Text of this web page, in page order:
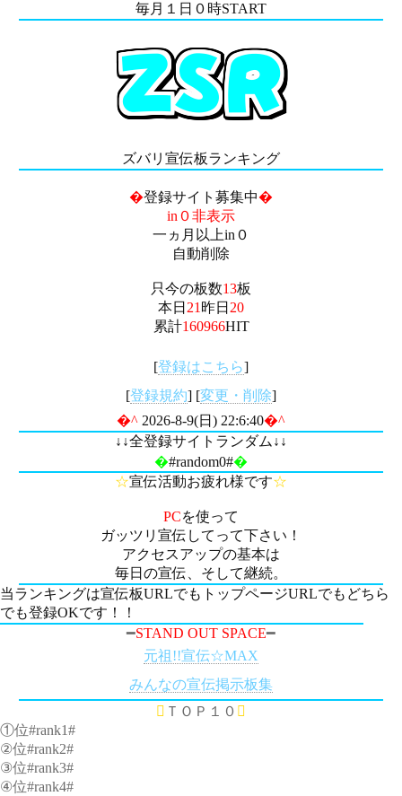
毎月１日０時START
ズバリ宣伝板ランキング
�登録サイト募集中�
in０非表示
一ヵ月以上in０
自動削除
只今の板数13板
本日 21 昨日 20
累計160966HIT
[登録はこちら]
[登録規約] [変更・削除]
�^ 2026-8-9(日) 22:6:40�^
↓↓全登録サイトランダム↓↓
�#random0#�
☆宣伝活動お疲れ様です☆
PCを使って
ガッツリ宣伝してって下さい！
アクセスアップの基本は
毎日の宣伝、そして継続。
当ランキングは宣伝板URLでもトップページURLでもどちら
でも登録OKです！！
━STAND OUT SPACE━
元祖!!宣伝☆MAX
みんなの宣伝掲示板集
 ＴＯＰ１０ 
①位#rank1#
②位#rank2#
③位#rank3#
④位#rank4#